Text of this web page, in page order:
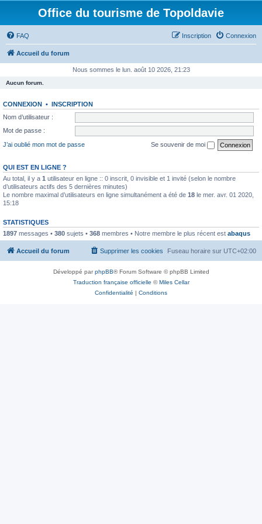
Office du tourisme de Topoldavie
FAQ Connexion
Inscription
Accueil du forum
Nous sommes le lun. août 10 2026, 21:23
Aucun forum.
CONNEXION • INSCRIPTION
Nom d’utilisateur :
Mot de passe :
J’ai oublié mon mot de passe
Se souvenir de moi
QUI EST EN LIGNE ?
Au total, il y a 1 utilisateur en ligne :: 0 inscrit, 0 invisible et 1 invité (selon le nombre
d’utilisateurs actifs des 5 dernières minutes)
Le nombre maximal d’utilisateurs en ligne simultanément a été de 18 le mer. avr. 01 2020,
15:18
STATISTIQUES
1897 messages • 380 sujets • 368 membres • Notre membre le plus récent est abaqus
Accueil du forum Fuseau horaire sur UTC+02:00
Supprimer les cookies
Développé parphpBB® Forum Software © phpBB Limited
Traduction française officielle ©Miles Cellar
Confidentialité | Conditions